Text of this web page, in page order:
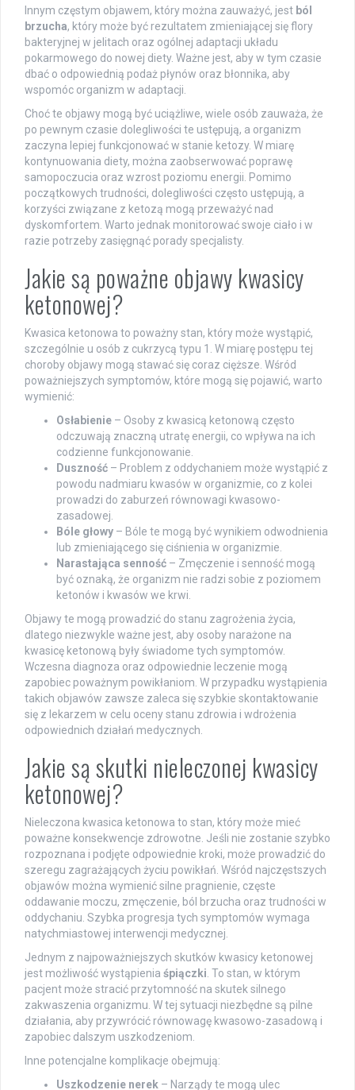
Innym częstym objawem, który można zauważyć, jest ból
brzucha, który może być rezultatem zmieniającej się flory
bakteryjnej w jelitach oraz ogólnej adaptacji układu
pokarmowego do nowej diety. Ważne jest, aby w tym czasie
dbać o odpowiednią podaż płynów oraz błonnika, aby
wspomóc organizm w adaptacji.
Choć te objawy mogą być uciążliwe, wiele osób zauważa, że
po pewnym czasie dolegliwości te ustępują, a organizm
zaczyna lepiej funkcjonować w stanie ketozy. W miarę
kontynuowania diety, można zaobserwować poprawę
samopoczucia oraz wzrost poziomu energii. Pomimo
początkowych trudności, dolegliwości często ustępują, a
korzyści związane z ketozą mogą przeważyć nad
dyskomfortem. Warto jednak monitorować swoje ciało i w
razie potrzeby zasięgnąć porady specjalisty.
Jakie są poważne objawy kwasicy
ketonowej?
Kwasica ketonowa to poważny stan, który może wystąpić,
szczególnie u osób z cukrzycą typu 1. W miarę postępu tej
choroby objawy mogą stawać się coraz cięższe. Wśród
poważniejszych symptomów, które mogą się pojawić, warto
wymienić:
Osłabienie – Osoby z kwasicą ketonową często
odczuwają znaczną utratę energii, co wpływa na ich
codzienne funkcjonowanie.
Duszność – Problem z oddychaniem może wystąpić z
powodu nadmiaru kwasów w organizmie, co z kolei
prowadzi do zaburzeń równowagi kwasowo-
zasadowej.
Bóle głowy – Bóle te mogą być wynikiem odwodnienia
lub zmieniającego się ciśnienia w organizmie.
Narastająca senność – Zmęczenie i senność mogą
być oznaką, że organizm nie radzi sobie z poziomem
ketonów i kwasów we krwi.
Objawy te mogą prowadzić do stanu zagrożenia życia,
dlatego niezwykle ważne jest, aby osoby narażone na
kwasicę ketonową były świadome tych symptomów.
Wczesna diagnoza oraz odpowiednie leczenie mogą
zapobiec poważnym powikłaniom. W przypadku wystąpienia
takich objawów zawsze zaleca się szybkie skontaktowanie
się z lekarzem w celu oceny stanu zdrowia i wdrożenia
odpowiednich działań medycznych.
Jakie są skutki nieleczonej kwasicy
ketonowej?
Nieleczona kwasica ketonowa to stan, który może mieć
poważne konsekwencje zdrowotne. Jeśli nie zostanie szybko
rozpoznana i podjęte odpowiednie kroki, może prowadzić do
szeregu zagrażających życiu powikłań. Wśród najczęstszych
objawów można wymienić silne pragnienie, częste
oddawanie moczu, zmęczenie, ból brzucha oraz trudności w
oddychaniu. Szybka progresja tych symptomów wymaga
natychmiastowej interwencji medycznej.
Jednym z najpoważniejszych skutków kwasicy ketonowej
jest możliwość wystąpienia śpiączki. To stan, w którym
pacjent może stracić przytomność na skutek silnego
zakwaszenia organizmu. W tej sytuacji niezbędne są pilne
działania, aby przywrócić równowagę kwasowo-zasadową i
zapobiec dalszym uszkodzeniom.
Inne potencjalne komplikacje obejmują:
Uszkodzenie nerek – Narządy te mogą ulec